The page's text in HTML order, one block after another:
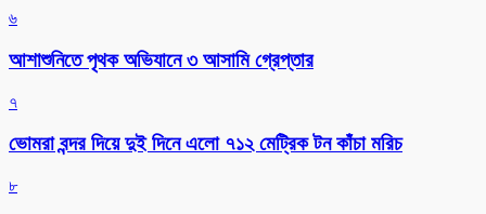
৬
আশাশুনিতে পৃথক অভিযানে ৩ আসামি গ্রেপ্তার
৭
ভোমরা বন্দর দিয়ে দুই দিনে এলো ৭১২ মেট্রিক টন কাঁচা মরিচ
৮